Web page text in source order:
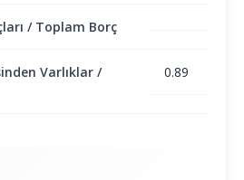
/ Toplam Borç
Varlıklar /
0.89